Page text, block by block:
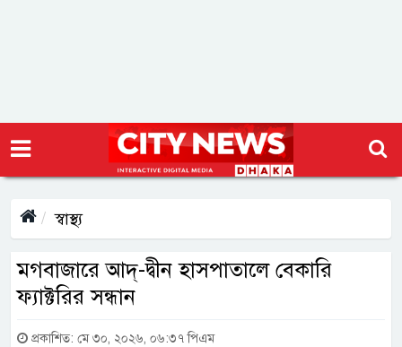
স্বাস্থ্য
মগবাজারে আদ্-দ্বীন হাসপাতালে বেকারি
ফ্যাক্টরির সন্ধান
প্রকাশিত: মে ৩০, ২০২৬, ০৬:৩৭ পিএম